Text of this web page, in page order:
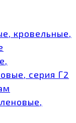
кровельные,
серия Г2